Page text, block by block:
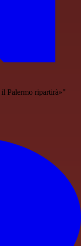
Palermo ripartirà»"